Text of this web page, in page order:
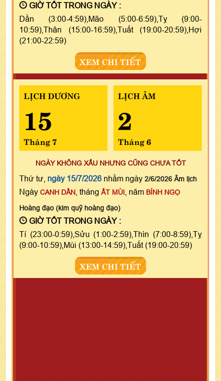
GIỜ TỐT TRONG NGÀY :
Dần (3:00-4:59),Mão (5:00-6:59),Tỵ (9:00-
10:59),Thân (15:00-16:59),Tuất (19:00-20:59),Hợi
(21:00-22:59)
XEM CHI TIẾT
LỊCH DƯƠNG
15
Tháng 7
LỊCH ÂM
2
Tháng 6
NGÀY KHÔNG XẤU NHƯNG CŨNG CHƯA TỐT
Thứ tư, ngày 15/7/2026 nhằm ngày 2/6/2026 Âm lịch
Ngày CANH DẦN , tháng ẤT MÙI , năm BÍNH NGỌ
Hoàng đạo (kim quỹ hoàng đạo)
GIỜ TỐT TRONG NGÀY :
Tí (23:00-0:59),Sửu (1:00-2:59),Thìn (7:00-8:59),Tỵ
(9:00-10:59),Mùi (13:00-14:59),Tuất (19:00-20:59)
XEM CHI TIẾT